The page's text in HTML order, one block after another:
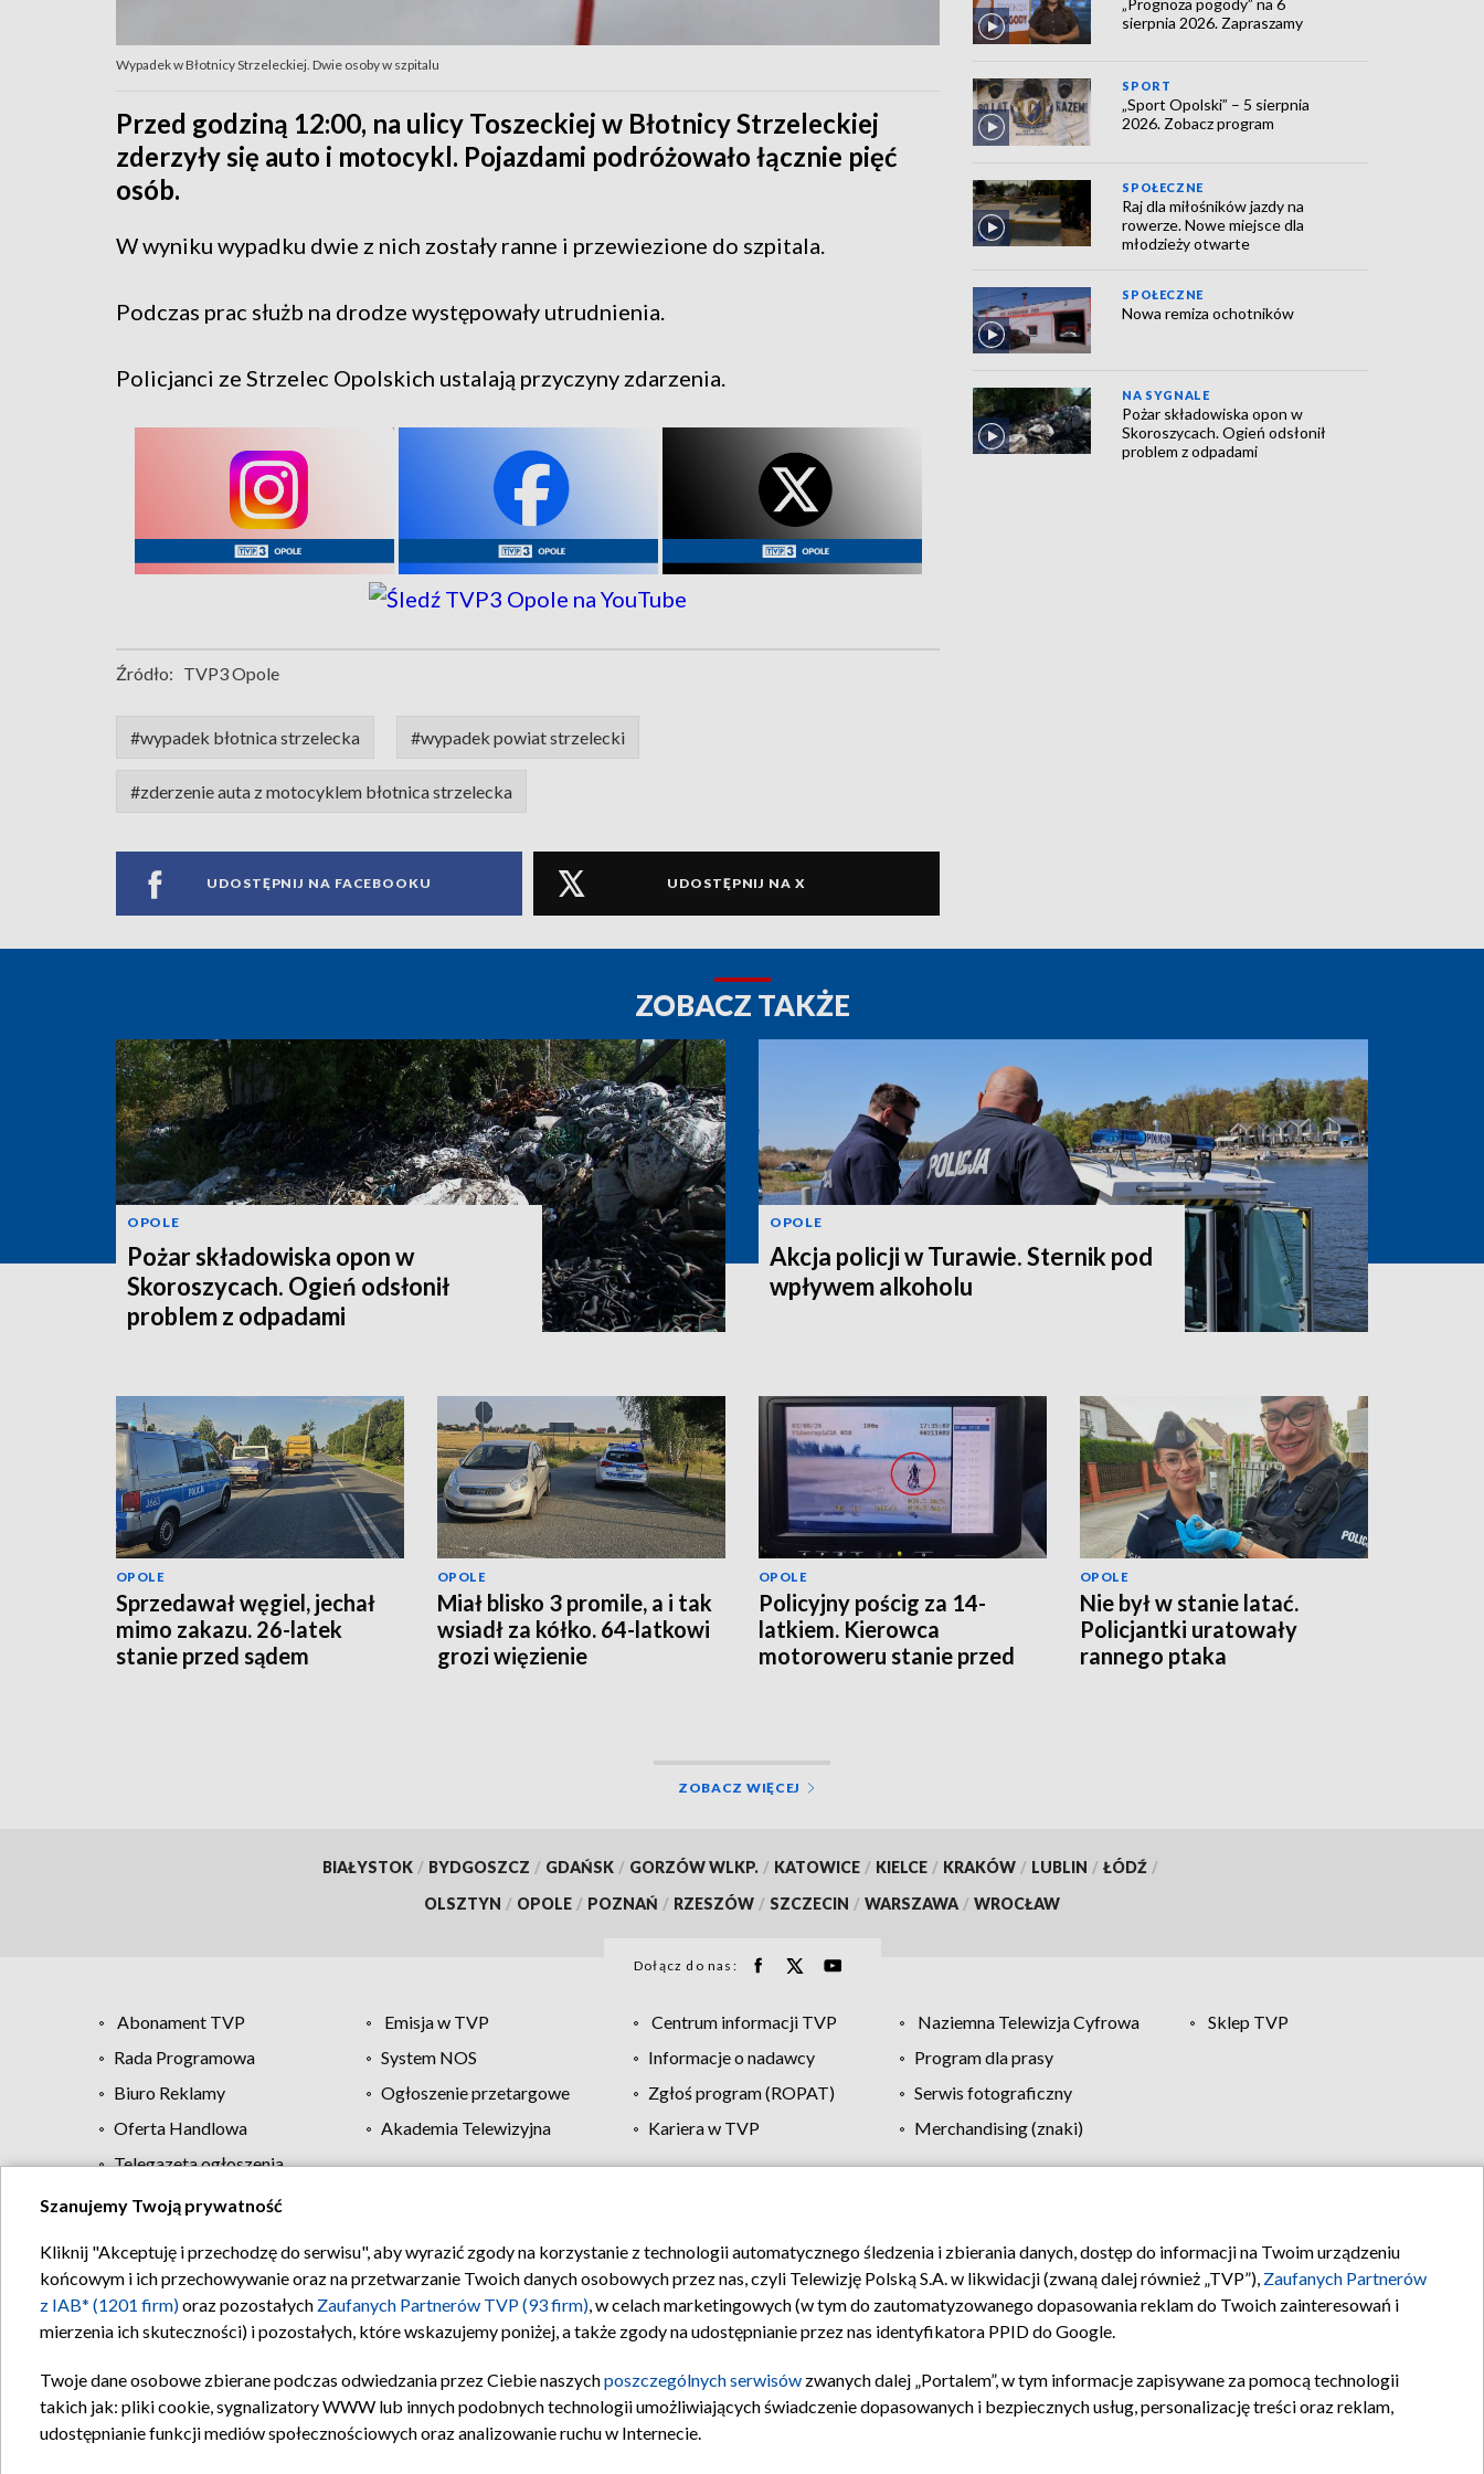
Wypadek w Błotnicy Strzeleckiej. Dwie osoby w szpitalu
Przed godziną 12:00, na ulicy Toszeckiej w Błotnicy Strzeleckiej
zderzyły się auto i motocykl. Pojazdami podróżowało łącznie pięć
osób.
W wyniku wypadku dwie z nich zostały ranne i przewiezione do szpitala.
Podczas prac służb na drodze występowały utrudnienia.
Policjanci ze Strzelec Opolskich ustalają przyczyny zdarzenia.
Źródło: TVP3 Opole
#wypadek błotnica strzelecka #wypadek powiat strzelecki
#zderzenie auta z motocyklem błotnica strzelecka
UDOSTĘPNIJ NA FACEBOOKU UDOSTĘPNIJ NA X
sierpnia 2026. Zapraszamy
SPORT
„Sport Opolski” – 5 sierpnia
2026. Zobacz program
SPOŁECZNE
Raj dla miłośników jazdy na
rowerze. Nowe miejsce dla
młodzieży otwarte
SPOŁECZNE
Nowa remiza ochotników
NA SYGNALE
Pożar składowiska opon w
Skoroszycach. Ogień odsłonił
problem z odpadami
ZOBACZ TAKŻE
OPOLE
Pożar składowiska opon w
Skoroszycach. Ogień odsłonił
problem z odpadami
OPOLE
Akcja policji w Turawie. Sternik pod
wpływem alkoholu
OPOLE
Sprzedawał węgiel, jechał
mimo zakazu. 26-latek
stanie przed sądem
OPOLE
Miał blisko 3 promile, a i tak
wsiadł za kółko. 64-latkowi
grozi więzienie
OPOLE
Policyjny pościg za 14-
latkiem. Kierowca
motoroweru stanie przed
OPOLE
Nie był w stanie latać.
Policjantki uratowały
rannego ptaka
ZOBACZ WIĘCEJ
BIAŁYSTOK / BYDGOSZCZ / GDAŃSK / GORZÓW WLKP. / KATOWICE / KIELCE / KRAKÓW / LUBLIN / ŁÓDŹ /
OLSZTYN / OPOLE / POZNAŃ / RZESZÓW / SZCZECIN / WARSZAWA / WROCŁAW
Dołącz do nas:
Abonament TVP Emisja w TVP Centrum informacji TVP Naziemna Telewizja Cyfrowa
Sklep TVP
Rada Programowa
System NOS Informacje o nadawcy
Program dla prasy
Biuro Reklamy
Ogłoszenie przetargowe Zgłoś program (ROPAT)
Serwis fotograficzny
Oferta Handlowa
Akademia Telewizyjna Kariera w TVP
Merchandising (znaki)
Telegazeta ogłoszenia
Regulamin TVP Polityka prywatności Moje zgody Pomoc Biuro reklamy Kontakt
Szanujemy Twoją prywatność
Kliknij "Akceptuję i przechodzę do serwisu", aby wyrazić zgody na korzystanie z technologii automatycznego śledzenia i zbierania danych, dostęp do informacji na Twoim urządzeniu
końcowym i ich przechowywanie oraz na przetwarzanie Twoich danych osobowych przez nas, czyli Telewizję Polską S.A. w likwidacji (zwaną dalej również „TVP”), Zaufanych Partnerów
z IAB* (1201 firm)oraz pozostałych Zaufanych Partnerów TVP (93 firm), w celach marketingowych (w tym do zautomatyzowanego dopasowania reklam do Twoich zainteresowań i
mierzenia ich skuteczności) i pozostałych, które wskazujemy poniżej, a także zgody na udostępnianie przez nas identyfikatora PPID do Google.
Twoje dane osobowe zbierane podczas odwiedzania przez Ciebie naszychposzczególnych serwisów zwanych dalej „Portalem”, w tym informacje zapisywane za pomocą technologii
takich jak: pliki cookie, sygnalizatory WWW lub innych podobnych technologii umożliwiających świadczenie dopasowanych i bezpiecznych usług, personalizację treści oraz reklam,
udostępnianie funkcji mediów społecznościowych oraz analizowanie ruchu w Internecie.